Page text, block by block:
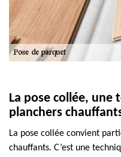
La pose collée, une
planchers
La pose collée convient
chauffants. C’est une